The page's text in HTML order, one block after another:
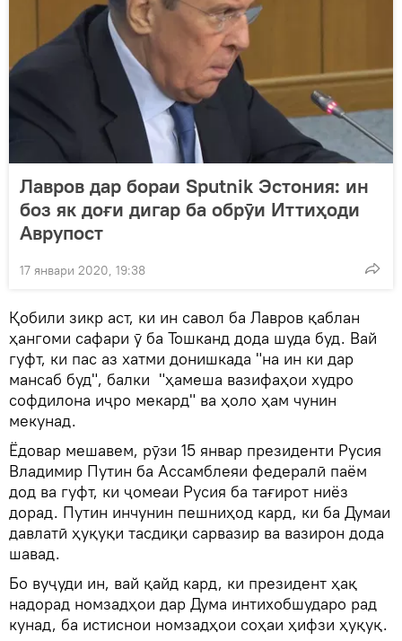
Лавров дар бораи Sputnik Эстония: ин
боз як доғи дигар ба обрӯи Иттиҳоди
Аврупост
17 январи 2020, 19:38
Қобили зикр аст, ки ин савол ба Лавров қаблан
ҳангоми сафари ӯ ба Тошканд дода шуда буд. Вай
гуфт, ки пас аз хатми донишкада "на ин ки дар
мансаб буд", балки "ҳамеша вазифаҳои худро
софдилона иҷро мекард" ва ҳоло ҳам чунин
мекунад.
Ёдовар мешавем, рӯзи 15 январ президенти Русия
Владимир Путин ба Ассамблеяи федералӣ паём
дод ва гуфт, ки ҷомеаи Русия ба тағирот ниёз
дорад. Путин инчунин пешниҳод кард, ки ба Думаи
давлатӣ ҳуқуқи тасдиқи сарвазир ва вазирон дода
шавад.
Бо вуҷуди ин, вай қайд кард, ки президент ҳақ
надорад номзадҳои дар Дума интихобшударо рад
кунад, ба истиснои номзадҳои соҳаи ҳифзи ҳуқуқ.